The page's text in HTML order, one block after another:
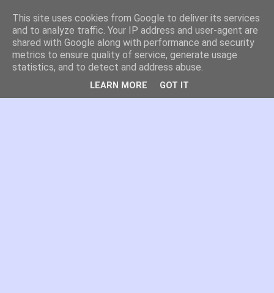
es por madrid
El blog de Madrid y su actualidad, proyectos, transporte,
movilidad, arquitectura, participación, medio ambiente,
educación, empleo, ...
This site uses cookies from Google to deliver its services
and to analyze traffic. Your IP address and user-agent are
shared with Google along with performance and security
metrics to ensure quality of service, generate usage
statistics, and to detect and address abuse.
LEARN MORE GOT IT